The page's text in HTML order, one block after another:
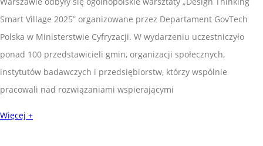
Smart Village 2025” organizowane przez Departament GovTech
Polska w Ministerstwie Cyfryzacji. W wydarzeniu uczestniczyło
ponad 100 przedstawicieli gmin, organizacji społecznych,
instytutów badawczych i przedsiębiorstw, którzy wspólnie
pracowali nad rozwiązaniami wspierającymi
Więcej +